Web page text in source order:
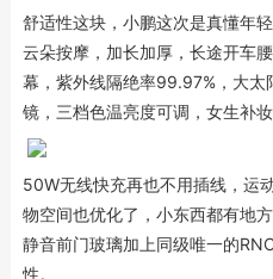
舒适性这块，小鹏这次是真懂年
云朵按摩，加长加厚，长途开车
幕，紫外线隔绝率99.97%，大太
镜，三档色温亮度可调，女生补妆
50W无线快充再也不用插线，运
物空间也优化了，小东西都有地
静音前门玻璃加上同级唯一的
性。